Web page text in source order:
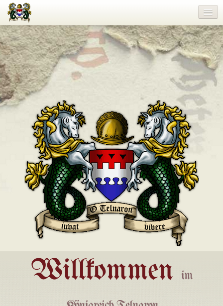
Willkommen
Land
Leute
Atelier
Aushang
Schreibstube
Willkommen im